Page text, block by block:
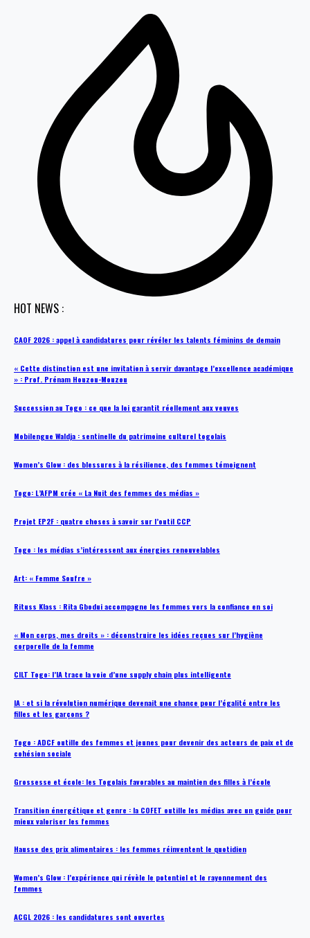
HOT NEWS :
CAOF 2026 : appel à candidatures pour révéler les talents féminins de demain
« Cette distinction est une invitation à servir davantage l’excellence académique
» : Prof. Prénam Houzou-Mouzou
Succession au Togo : ce que la loi garantit réellement aux veuves
Mobilengue Waldja : sentinelle du patrimoine culturel togolais
Women’s Glow : des blessures à la résilience, des femmes témoignent
Togo: L’AFPM crée « La Nuit des femmes des médias »
Projet EP2F : quatre choses à savoir sur l’outil CCP
Togo : les médias s’intéressent aux énergies renouvelables
Art: « Femme Soufre »
Rituss Klass : Rita Gbodui accompagne les femmes vers la confiance en soi
« Mon corps, mes droits » : déconstruire les idées reçues sur l’hygiène
corporelle de la femme
CILT Togo: l’IA trace la voie d’une supply chain plus intelligente
IA : et si la révolution numérique devenait une chance pour l’égalité entre les
filles et les garçons ?
Togo : ADCF outille des femmes et jeunes pour devenir des acteurs de paix et de
cohésion sociale
Grossesse et école: les Togolais favorables au maintien des filles à l’école
Transition énergétique et genre : la COFET outille les médias avec un guide pour
mieux valoriser les femmes
Hausse des prix alimentaires : les femmes réinventent le quotidien
Women’s Glow : l’expérience qui révèle le potentiel et le rayonnement des
femmes
ACGL 2026 : les candidatures sont ouvertes